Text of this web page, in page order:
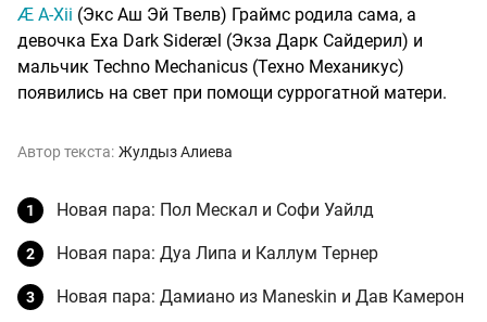
Æ A-Xii (Экс Аш Эй Твелв) Граймс родила сама, а
девочка Exa Dark Sideræl (Экза Дарк Сайдерил) и
мальчик Techno Mechanicus (Техно Механикус)
появились на свет при помощи суррогатной матери.
Автор текста: Жулдыз Алиева
Новая пара: Пол Мескал и Софи Уайлд
Новая пара: Дуа Липа и Каллум Тернер
Новая пара: Дамиано из Maneskin и Дав Камерон